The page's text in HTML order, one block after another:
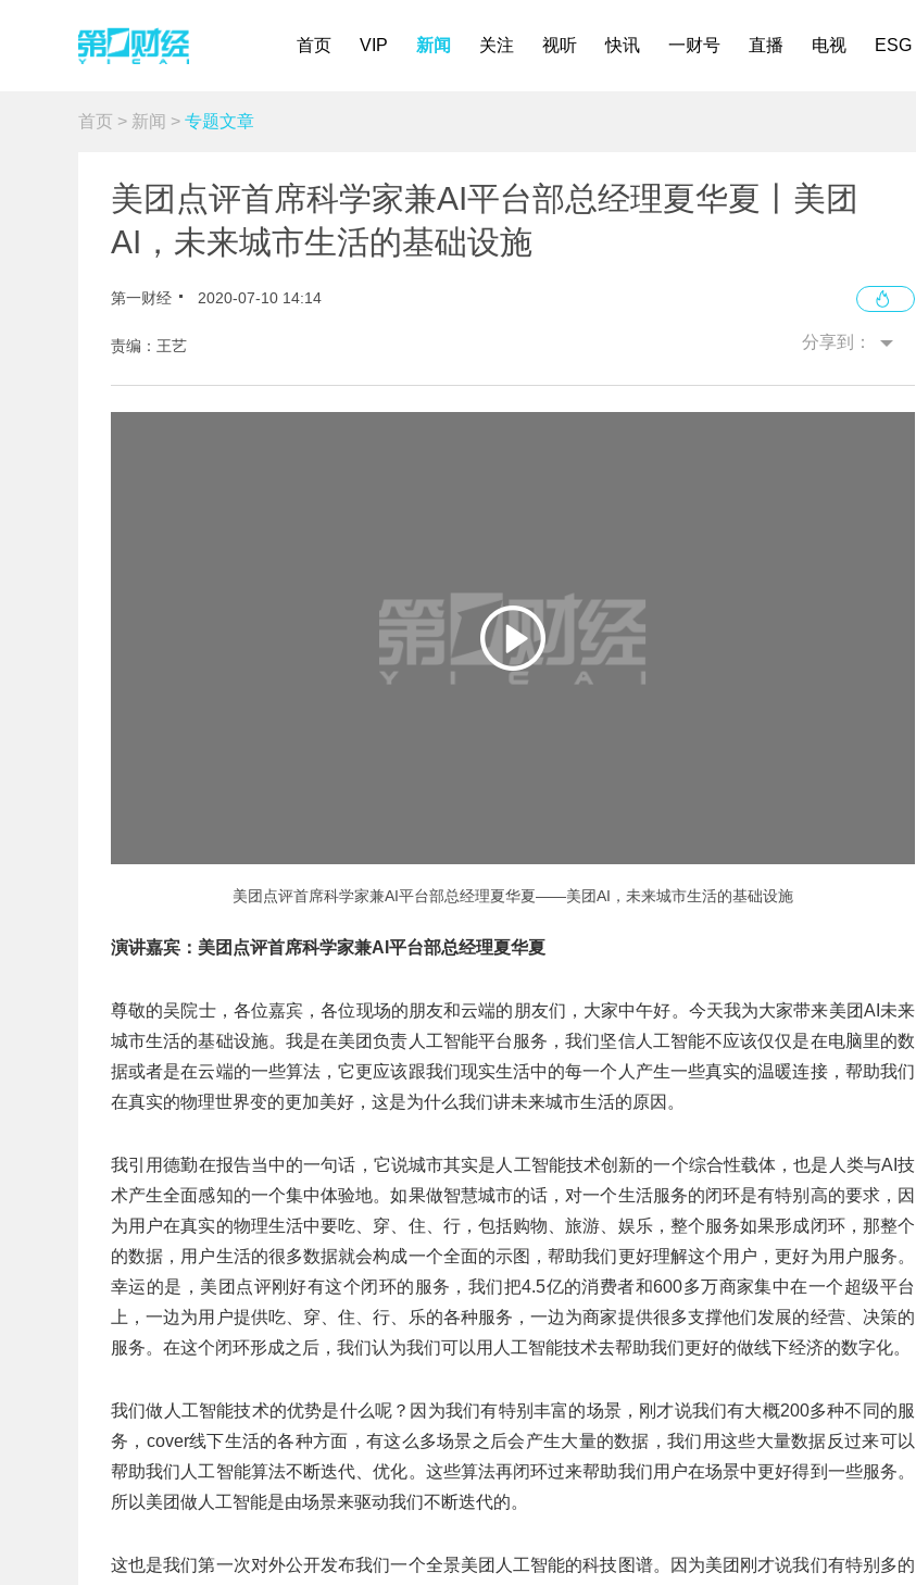
首页 VIP 新闻 关注 视听 快讯 一财号 直播 电视 ESG
首页 > 新闻 > 专题文章
美团点评首席科学家兼AI平台部总经理夏华夏丨美团
AI，未来城市生活的基础设施
第一财经 2020-07-10 14:14
责编：王艺 分享到：
美团点评首席科学家兼AI平台部总经理夏华夏——美团AI，未来城市生活的基础设施
演讲嘉宾：美团点评首席科学家兼AI平台部总经理夏华夏
尊敬的吴院士，各位嘉宾，各位现场的朋友和云端的朋友们，大家中午好。今天我为大家带来美团AI未来
城市生活的基础设施。我是在美团负责人工智能平台服务，我们坚信人工智能不应该仅仅是在电脑里的数
据或者是在云端的一些算法，它更应该跟我们现实生活中的每一个人产生一些真实的温暖连接，帮助我们
在真实的物理世界变的更加美好，这是为什么我们讲未来城市生活的原因。
我引用德勤在报告当中的一句话，它说城市其实是人工智能技术创新的一个综合性载体，也是人类与AI技
术产生全面感知的一个集中体验地。如果做智慧城市的话，对一个生活服务的闭环是有特别高的要求，因
为用户在真实的物理生活中要吃、穿、住、行，包括购物、旅游、娱乐，整个服务如果形成闭环，那整个
的数据，用户生活的很多数据就会构成一个全面的示图，帮助我们更好理解这个用户，更好为用户服务。
幸运的是，美团点评刚好有这个闭环的服务，我们把4.5亿的消费者和600多万商家集中在一个超级平台
上，一边为用户提供吃、穿、住、行、乐的各种服务，一边为商家提供很多支撑他们发展的经营、决策的
服务。在这个闭环形成之后，我们认为我们可以用人工智能技术去帮助我们更好的做线下经济的数字化。
我们做人工智能技术的优势是什么呢？因为我们有特别丰富的场景，刚才说我们有大概200多种不同的服
务，cover线下生活的各种方面，有这么多场景之后会产生大量的数据，我们用这些大量数据反过来可以
帮助我们人工智能算法不断迭代、优化。这些算法再闭环过来帮助我们用户在场景中更好得到一些服务。
所以美团做人工智能是由场景来驱动我们不断迭代的。
这也是我们第一次对外公开发布我们一个全景美团人工智能的科技图谱。因为美团刚才说我们有特别多的